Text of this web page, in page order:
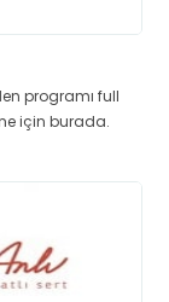
programı full
için burada.